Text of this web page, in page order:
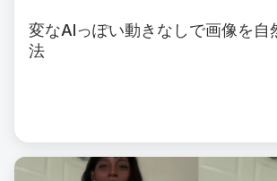
変なAIっぽい動きなしで画像を自
法